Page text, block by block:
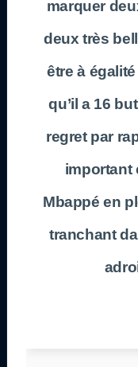
marquer
deux très
être à
qu’il a 16
regret par
important
Mbappé en
tranchant